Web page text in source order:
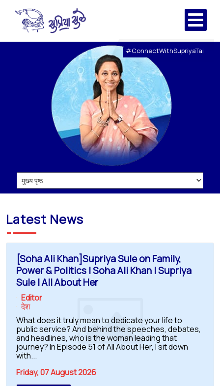
#ConnectWithSupriyaTai
Latest News
[Soha Ali Khan]Supriya Sule on Family,
Power & Politics | Soha Ali Khan | Supriya
Sule | All About Her
Editor
देश
What does it truly mean to dedicate your life to
public service? And behind the speeches, debates,
and headlines, who is the woman leading that
journey? In Episode 51 of All About Her, I sit down
with...
Friday, 07 August 2026